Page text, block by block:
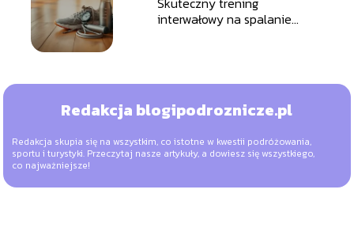
interwałowy na spalanie
Redakcja blogipodroznicze.pl
Redakcja skupia się na wszystkim, co istotne w kwestii podróżowania,
sportu i turystyki. Przeczytaj nasze artykuły, a dowiesz się wszystkiego,
co najważniejsze!